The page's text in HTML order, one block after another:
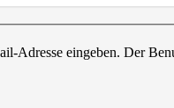
Adresse eingeben. Der